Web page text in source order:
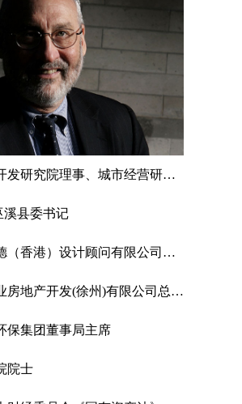
李津逵 中国综合开发研究院理事、城市经营研究中心主任研究员
溪县委书记
横松宗治 雅克兰德（香港）设计顾问有限公司董事、总规划师
杨武 北京传世基业房地产开发(徐州)有限公司总经理
保集团董事局主席
院士